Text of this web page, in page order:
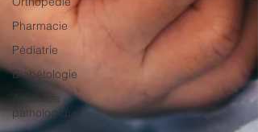
Pharmacie
Pédiatrie
Diabétologie
Anatomie
pathologique